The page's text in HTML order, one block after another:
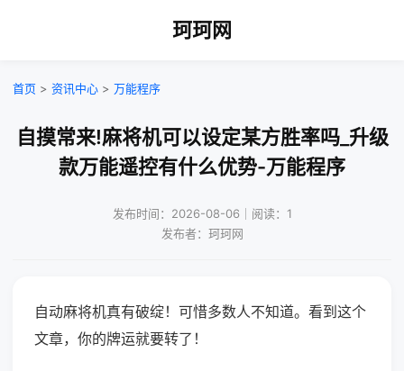
珂珂网
首页 > 资讯中心 > 万能程序
自摸常来!麻将机可以设定某方胜率吗_升级
款万能遥控有什么优势-万能程序
发布时间：2026-08-06｜阅读：1
发布者：珂珂网
自动麻将机真有破绽！可惜多数人不知道。看到这个
文章，你的牌运就要转了！